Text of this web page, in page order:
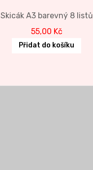
Skicák A3 barevný 8 listů
55,00 Kč
Přidat do košíku